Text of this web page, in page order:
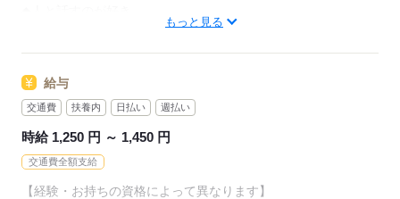
その都度ご提案いたします。
いつでも相談してください。
応募する
◆自分の世界を広げてみたい
当社でお仕事を始めた方の約60％が未経験スタート！
"話を聞いてから決めたい"という方も歓迎いたします
もっと見る
給与
交通費 扶養内 日払い 週払い
時給 1,250 円 ～ 1,450 円
交通費全額支給
【経験・お持ちの資格によって異なります】